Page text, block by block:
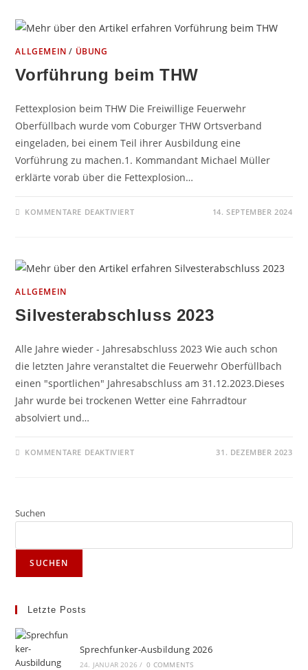
ALLGEMEIN / ÜBUNG
Vorführung beim THW
Fettexplosion beim THW Die Freiwillige Feuerwehr
Oberfüllbach wurde vom Coburger THW Ortsverband
eingeladen, bei einem Teil ihrer Ausbildung eine
Vorführung zu machen.1. Kommandant Michael Müller
erklärte vorab über die Fettexplosion…
KOMMENTARE DEAKTIVIERTFÜR 14. SEPTEMBER 2024
ALLGEMEIN
Silvesterabschluss 2023
Alle Jahre wieder - Jahresabschluss 2023 Wie auch schon
die letzten Jahre veranstaltet die Feuerwehr Oberfüllbach
einen "sportlichen" Jahresabschluss am 31.12.2023.Dieses
Jahr wurde bei trockenen Wetter eine Fahrradtour
absolviert und…
KOMMENTARE DEAKTIVIERTFÜR 31. DEZEMBER 2023
Suchen
SUCHEN
Letzte Posts
Sprechfunker-Ausbildung 2026
24. JANUAR 2026 / 0 COMMENTS